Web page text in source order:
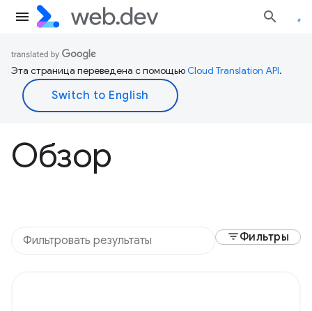
Эта страница переведена с помощьюCloud Translation API.
Обзор
filter_listФильтры